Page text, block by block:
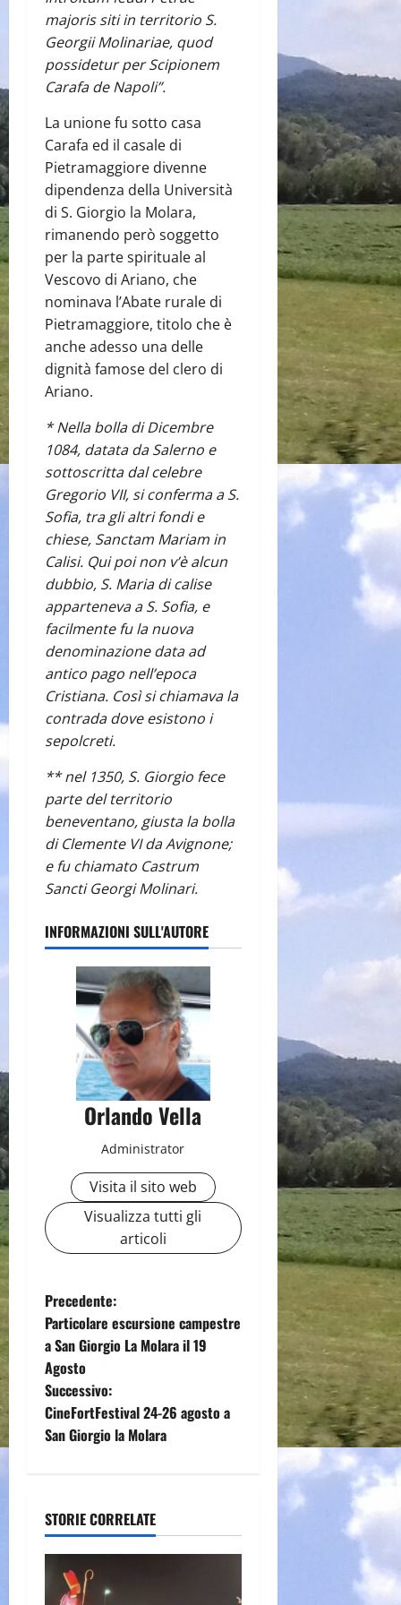
majoris siti in territorio S.
Georgii Molinariae, quod
possidetur per Scipionem
Carafa de Napoli”.
La unione fu sotto casa
Carafa ed il casale di
Pietramaggiore divenne
dipendenza della Università
di S. Giorgio la Molara,
rimanendo però soggetto
per la parte spirituale al
Vescovo di Ariano, che
nominava l’Abate rurale di
Pietramaggiore, titolo che è
anche adesso una delle
dignità famose del clero di
Ariano.
* Nella bolla di Dicembre
1084, datata da Salerno e
sottoscritta dal celebre
Gregorio VII, si conferma a S.
Sofia, tra gli altri fondi e
chiese, Sanctam Mariam in
Calisi. Qui poi non v’è alcun
dubbio, S. Maria di calise
apparteneva a S. Sofia, e
facilmente fu la nuova
denominazione data ad
antico pago nell’epoca
Cristiana. Così si chiamava la
contrada dove esistono i
sepolcreti.
** nel 1350, S. Giorgio fece
parte del territorio
beneventano, giusta la bolla
di Clemente VI da Avignone;
e fu chiamato Castrum
Sancti Georgi Molinari.
INFORMAZIONI SULL'AUTORE
Orlando Vella
Administrator
Visita il sito web
Visualizza tutti gli
articoli
N
a
v
i
z
i
Precedente:
Particolare escursione campestre
a San Giorgio La Molara il 19
Agosto
Successivo:
CineFortFestival 24-26 agosto a
San Giorgio la Molara
STORIE CORRELATE